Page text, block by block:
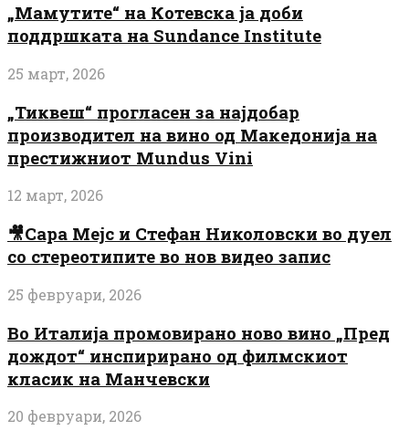
„Мамутите“ на Котевска ја доби
поддршката на Sundance Institute
25 март, 2026
„Тиквеш“ прогласен за најдобар
производител на вино од Македонија на
престижниот Mundus Vini
12 март, 2026
🎥Сара Мејс и Стефан Николовски во дуел
со стереотипите во нов видео запис
25 февруари, 2026
Во Италија промовирано ново вино „Пред
дождот“ инспирирано од филмскиот
класик на Манчевски
20 февруари, 2026